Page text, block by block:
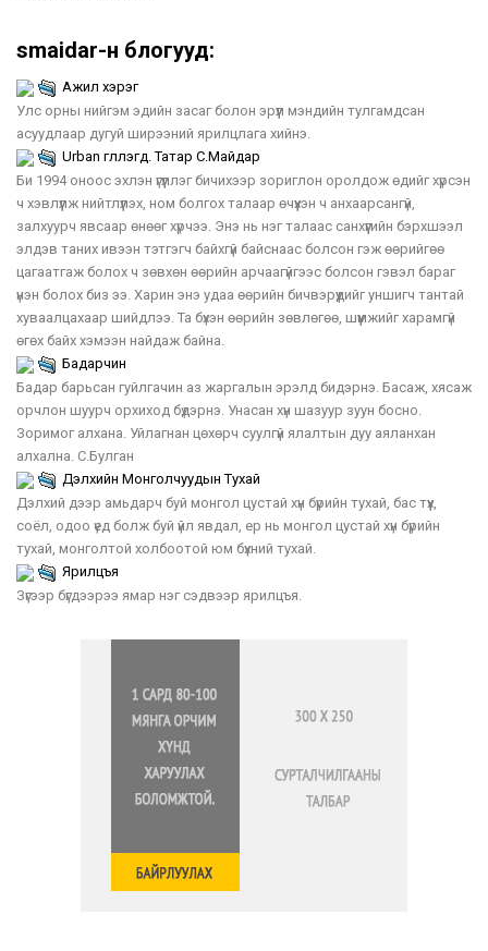
smaidar-н блогууд:
Ажил хэрэг
Улс орны нийгэм эдийн засаг болон эрүүл мэндийн тулгамдсан
асуудлаар дугуй ширээний ярилцлага хийнэ.
Urban үгүүллэгүүд. Татар С.Майдар
Би 1994 оноос эхлэн үгүүллэг бичихээр зориглон оролдож өдийг хүрсэн
ч хэвлүүлж нийтлүүлэх, ном болгох талаар өчүүхэн ч анхаарсангүй,
залхуурч явсаар өнөөг хүрчээ. Энэ нь нэг талаас санхүүгийн бэрхшээл
элдэв таних ивээн тэтгэгч байхгүй байснаас болсон гэж өөрийгөө
цагаатгаж болох ч зөвхөн өөрийн арчаагүйгээс болсон гэвэл бараг
үнэн болох биз ээ. Харин энэ удаа өөрийн бичвэрүүдийг уншигч тантай
хуваалцахаар шийдлээ. Та бүхэн өөрийн зөвлөгөө, шүүмжийг харамгүй
өгөх байх хэмээн найдаж байна.
Бадарчин
Бадар барьсан гуйлгачин аз жаргалын эрэлд бидэрнэ. Басаж, хясаж
орчлон шуурч орхиход бүдэрнэ. Унасан хүн шазуур зуун босно.
Зоримог алхана. Уйлагнан цөхөрч суулгүй ялалтын дуу аяланхан
алхална. С.Булган
Дэлхийн Монголчуудын Тухай
Дэлхий дээр амьдарч буй монгол цустай хүн бүрийн тухай, бас түүх,
соёл, одоо үед болж буй үйл явдал, ер нь монгол цустай хүн бүрийн
тухай, монголтой холбоотой юм бүхний тухай.
Ярилцъя
Зүгээр бүгдээрээ ямар нэг сэдвээр ярилцъя.